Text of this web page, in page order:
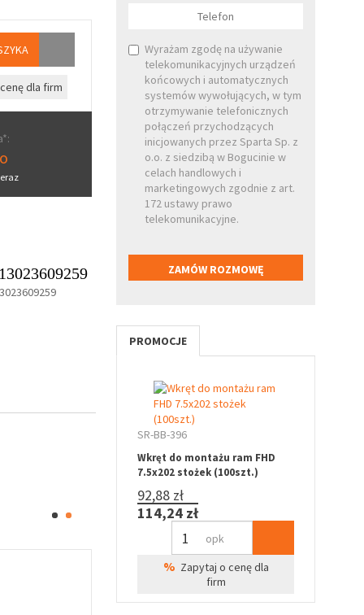
dla firm
Wyrażam zgodę na używanie
telekomunikacyjnych urządzeń
końcowych i automatycznych
systemów wywołujących, w tym
otrzymywanie telefonicznych
połączeń przychodzących
inicjowanych przez Sparta Sp. z
o.o. z siedzibą w Bogucinie w
celach handlowych i
marketingowych zgodnie z art.
172 ustawy prawo
telekomunikacyjne.
PROMOCJE
SR-BB-396
Wkręt do montażu ram FHD
7.5x202 stożek (100szt.)
92,88 zł
114,24 zł
opk
% Zapytaj o cenę dla
firm